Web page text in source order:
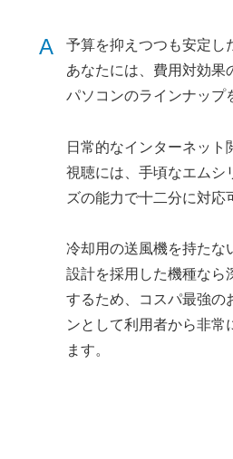
A
予算を抑えつつも安定し
あなたには、費用対効果
パソコンのラインナップ
日常的なインターネット
視聴には、手頃なエムシ
ズの能力で十二分に対応
冷却用の送風機を持たな
設計を採用した機種なら
するため、コスパ最強の
ンとして利用者から非常
ます。